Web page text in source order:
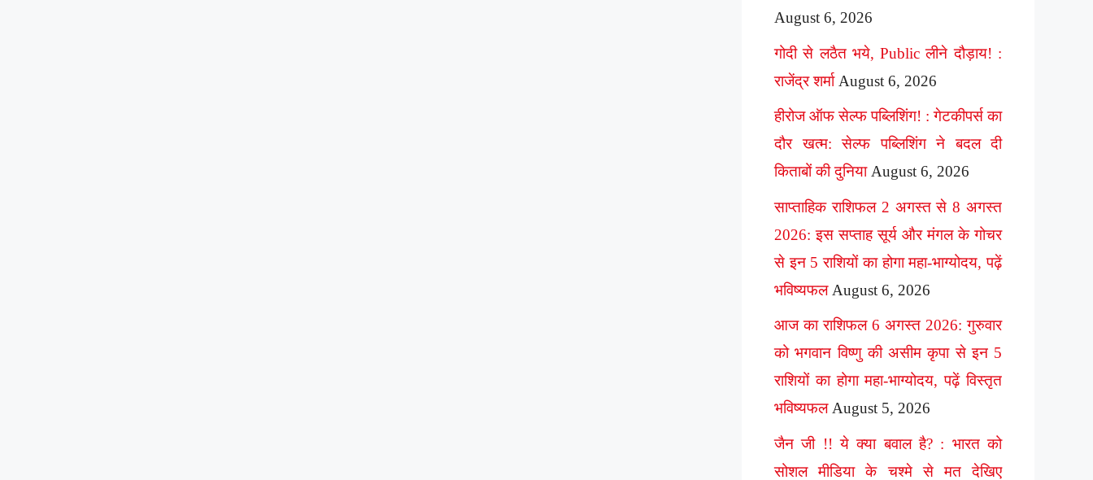
August 6, 2026
गोदी से लठैत भये, Public लीने दौड़ाय! :
राजेंद्र शर्मा August 6, 2026
हीरोज ऑफ सेल्फ पब्लिशिंग! : गेटकीपर्स का
दौर खत्म: सेल्फ पब्लिशिंग ने बदल दी
किताबों की दुनिया August 6, 2026
साप्ताहिक राशिफल 2 अगस्त से 8 अगस्त
2026: इस सप्ताह सूर्य और मंगल के गोचर
से इन 5 राशियों का होगा महा-भाग्योदय, पढ़ें
भविष्यफल August 6, 2026
आज का राशिफल 6 अगस्त 2026: गुरुवार
को भगवान विष्णु की असीम कृपा से इन 5
राशियों का होगा महा-भाग्योदय, पढ़ें विस्तृत
भविष्यफल August 5, 2026
जैन जी !! ये क्या बवाल है? : भारत को
सोशल मीडिया के चश्मे से मत देखिए